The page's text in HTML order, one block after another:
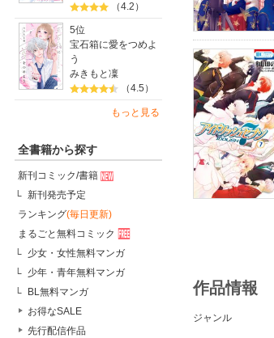
（4.2）
5位
宝石箱に愛をつめよ
う
みきもと凜
（4.5）
もっと見る
全書籍から探す
新刊コミック/書籍
新刊発売予定
ランキング(毎日更新)
まるごと無料コミック
少女・女性無料マンガ
少年・青年無料マンガ
BL無料マンガ
お得なSALE
先行配信作品
作品情報
ジャンル